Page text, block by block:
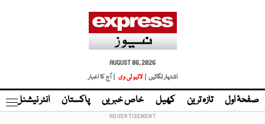
AUGUST 06, 2026
اشتہار لگائیں |
لائیو ٹی وی | آج کا اخبار
صفحۂ اول تازہ ترین کھیل خاص خبریں پاکستان انٹر نیشنل